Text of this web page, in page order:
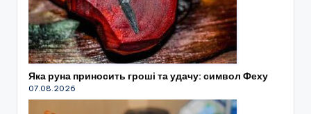
Яка руна приносить гроші та удачу: символ Феху
07.08.2026